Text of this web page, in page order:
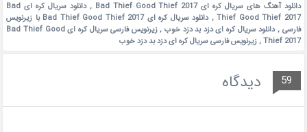
دانلود آهنگ های سریال کره ای Bad Thief Good Thief 2017 ,
دانلود سریال کره ای Bad
Thief Good Thief 2017
,
دانلود سریال کره ای Bad Thief Good Thief 2017 با زیرنویس
فارسی ,دانلود سریال کره ای دزد بد دزد خوب,
زیرنویس فارسی سریال کره ای Bad Thief Good
Thief 2017
,زیرنویس فارسی سریال کره ای دزد بد دزد خوب
59 دیدگاه